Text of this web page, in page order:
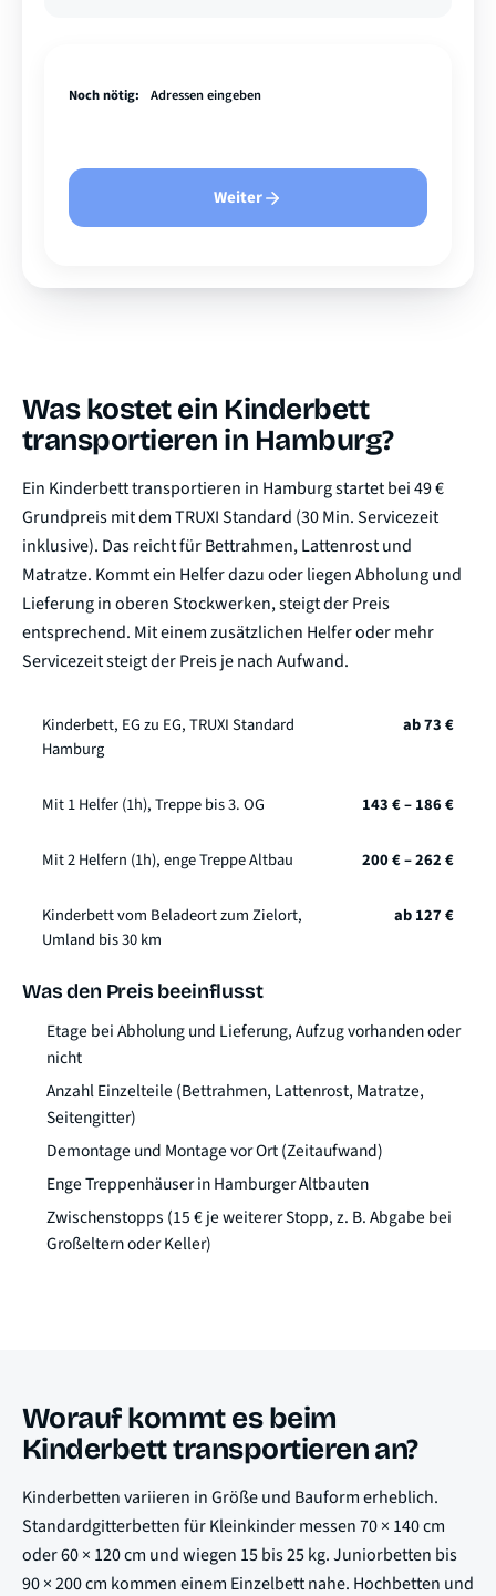
Noch nötig: Adressen eingeben
Weiter
Was kostet ein Kinderbett
transportieren in Hamburg?
Ein Kinderbett transportieren in Hamburg startet bei 49 €
Grundpreis mit dem TRUXI Standard (30 Min. Servicezeit
inklusive). Das reicht für Bettrahmen, Lattenrost und
Matratze. Kommt ein Helfer dazu oder liegen Abholung und
Lieferung in oberen Stockwerken, steigt der Preis
entsprechend. Mit einem zusätzlichen Helfer oder mehr
Servicezeit steigt der Preis je nach Aufwand.
Kinderbett, EG zu EG, TRUXI Standard
Hamburg
ab 73 €
Mit 1 Helfer (1h), Treppe bis 3. OG 143 € – 186 €
Mit 2 Helfern (1h), enge Treppe Altbau 200 € – 262 €
Kinderbett vom Beladeort zum Zielort,
Umland bis 30 km
ab 127 €
Was den Preis beeinflusst
Etage bei Abholung und Lieferung, Aufzug vorhanden oder
nicht
Anzahl Einzelteile (Bettrahmen, Lattenrost, Matratze,
Seitengitter)
Demontage und Montage vor Ort (Zeitaufwand)
Enge Treppenhäuser in Hamburger Altbauten
Zwischenstopps (15 € je weiterer Stopp, z. B. Abgabe bei
Großeltern oder Keller)
Worauf kommt es beim
Kinderbett transportieren an?
Kinderbetten variieren in Größe und Bauform erheblich.
Standardgitterbetten für Kleinkinder messen 70 × 140 cm
oder 60 × 120 cm und wiegen 15 bis 25 kg. Juniorbetten bis
90 × 200 cm kommen einem Einzelbett nahe. Hochbetten und